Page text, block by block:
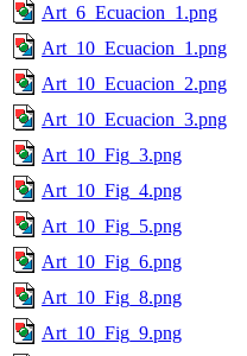
Art_6_Ecuacion_1.png
Art_10_Ecuacion_1.png
Art_10_Ecuacion_2.png
Art_10_Ecuacion_3.png
Art_10_Fig_3.png
Art_10_Fig_4.png
Art_10_Fig_5.png
Art_10_Fig_6.png
Art_10_Fig_8.png
Art_10_Fig_9.png